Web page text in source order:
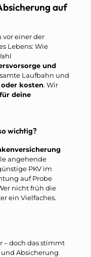
auf
vor einer der
Lebens: Wie
und
Laufbahn und
oder kosten. Wir
deine
wichtig?
angehende
PKV im
auf Probe
nicht früh die
ein Vielfaches.
– doch das stimmt
und Absicherung